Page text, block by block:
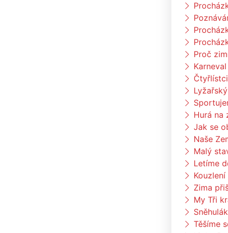
Proč
Karneval
Hurá na
Jak se
Naše
Malý
Letíme
Zima
My Tři
Těšíme